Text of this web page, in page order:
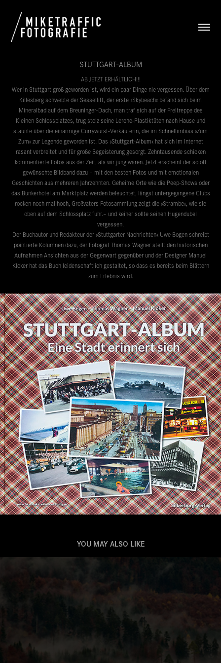
STUTTGART-ALBUM
AB JETZT ERHÄLTLICH!!!
Wer in Stuttgart groß geworden ist, wird ein paar Dinge nie vergessen. Über dem
Killesberg schwebte der Sessellift, der erste »Skybeach« befand sich beim
Mineralbad auf dem Breuninger-Dach, man traf sich auf der Freitreppe des
Kleinen Schlossplatzes, trug stolz seine Lerche-Plastiktüten nach Hause und
staunte über die einarmige Currywurst-Verkäuferin, die im Schnellimbiss »Zum
Zum« zur Legende geworden ist. Das »Stuttgart-Album« hat sich im Internet
rasant verbreitet und für große Begeisterung gesorgt. Zehntausende schicken
kommentierte Fotos aus der Zeit, als wir jung waren. Jetzt erscheint der so oft
gewünschte Bildband dazu – mit den besten Fotos und mit emotionalen
Geschichten aus mehreren Jahrzehnten. Geheime Orte wie die Peep-Shows oder
das Bunkerhotel am Marktplatz werden beleuchtet, längst untergegangene Clubs
rocken noch mal hoch, Großvaters Fotosammlung zeigt die »Strambe«, wie sie
oben auf dem Schlossplatz fuhr.– und keiner sollte seinen Hugendubel
vergessen.
Der Buchautor und Redakteur der »Stuttgarter Nachrichten« Uwe Bogen schreibt
pointierte Kolumnen dazu, der Fotograf Thomas Wagner stellt den historischen
Aufnahmen Ansichten aus der Gegenwart gegenüber und der Designer Manuel
Kloker hat das Buch leidenschaftlich gestaltet, so dass es bereits beim Blättern
zum Erlebnis wird.
YOU MAY ALSO LIKE